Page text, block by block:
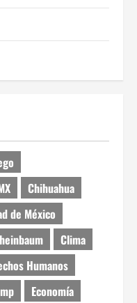
Chihuahua
de México
Clima
Humanos
Economía